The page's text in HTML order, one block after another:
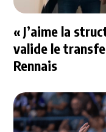
« J’aime la
valide le
Rennais